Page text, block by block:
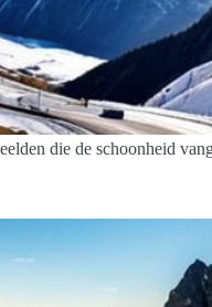
die de schoonheid